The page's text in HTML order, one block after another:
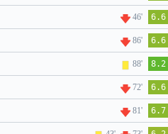
46' 6.6
86' 6.6
88' 8.2
72' 6.6
81' 6.7